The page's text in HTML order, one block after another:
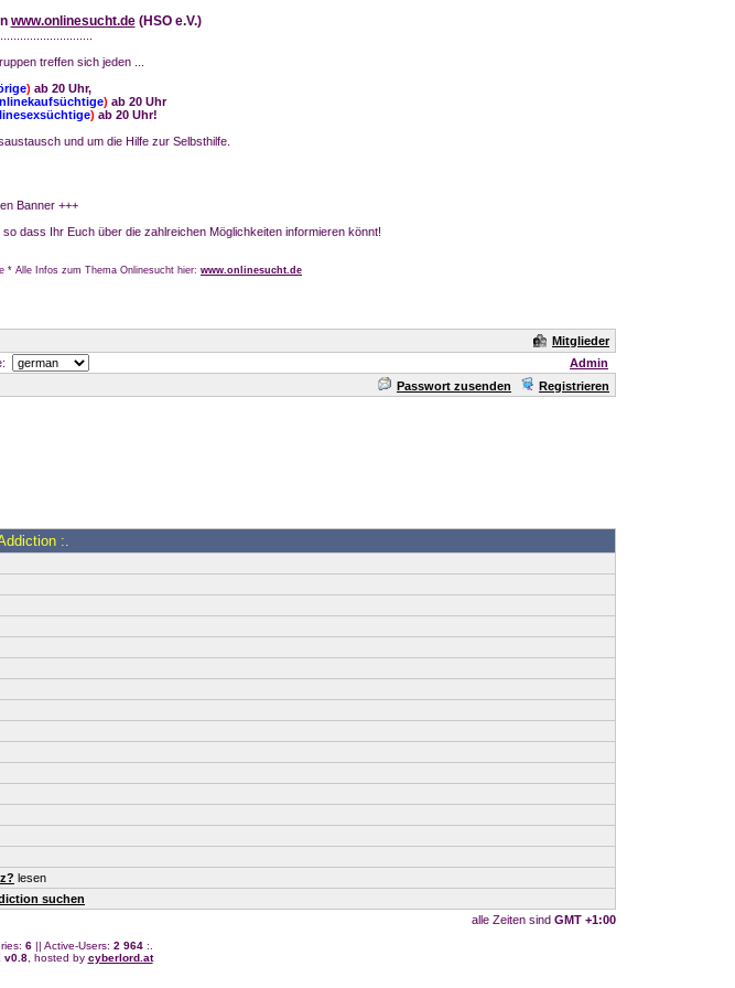
www.onlinesucht.de(HSO e.V.)
treffen sich jeden ...
) ab 20 Uhr,
) ab 20 Uhr
) ab 20 Uhr!
und um die Hilfe zur Selbsthilfe.
Banner +++
dass Ihr Euch über die zahlreichen Möglichkeiten informieren könnt!
* Alle Infos zum Thema Onlinesucht hier: www.onlinesucht.de
Mitglieder
Admin
Passwort zusenden Registrieren
:.
lesen
suchen
alle Zeiten sind GMT +1:00
6|| Active-Users: 2 964:.
v0.8, hosted by cyberlord.at